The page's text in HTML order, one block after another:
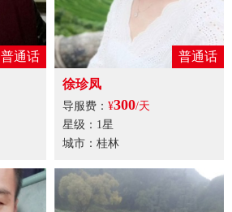
普通话
普通话
徐珍凤
导服费： ¥300/天
星级：1星
城市：桂林